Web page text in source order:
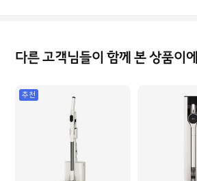
다른 고객님들이 함께 본 상품이
추천